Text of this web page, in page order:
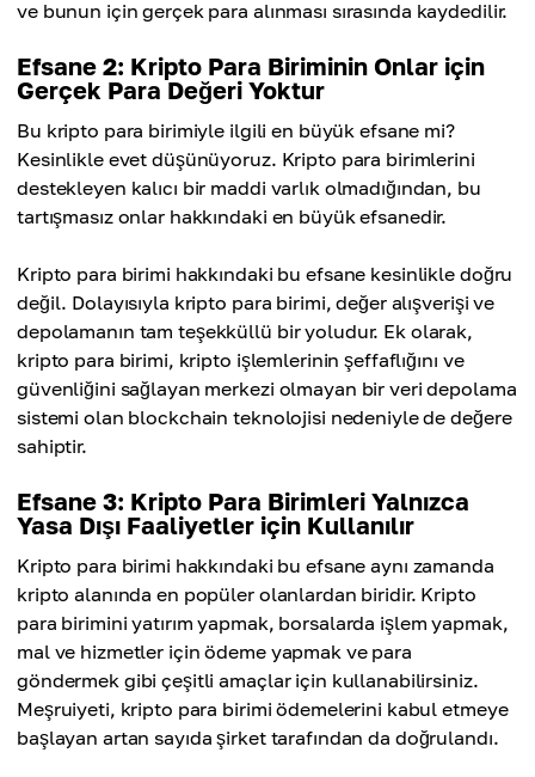
ve bunun için gerçek para alınması sırasında kaydedilir.
Efsane 2: Kripto Para Biriminin Onlar için
Gerçek Para Değeri Yoktur
Bu kripto para birimiyle ilgili en büyük efsane mi?
Kesinlikle evet düşünüyoruz. Kripto para birimlerini
destekleyen kalıcı bir maddi varlık olmadığından, bu
tartışmasız onlar hakkındaki en büyük efsanedir.
Kripto para birimi hakkındaki bu efsane kesinlikle doğru
değil. Dolayısıyla kripto para birimi, değer alışverişi ve
depolamanın tam teşekküllü bir yoludur. Ek olarak,
kripto para birimi, kripto işlemlerinin şeffaflığını ve
güvenliğini sağlayan merkezi olmayan bir veri depolama
sistemi olan blockchain teknolojisi nedeniyle de değere
sahiptir.
Efsane 3: Kripto Para Birimleri Yalnızca
Yasa Dışı Faaliyetler için Kullanılır
Kripto para birimi hakkındaki bu efsane aynı zamanda
kripto alanında en popüler olanlardan biridir. Kripto
para birimini yatırım yapmak, borsalarda işlem yapmak,
mal ve hizmetler için ödeme yapmak ve para
göndermek gibi çeşitli amaçlar için kullanabilirsiniz.
Meşruiyeti, kripto para birimi ödemelerini kabul etmeye
başlayan artan sayıda şirket tarafından da doğrulandı.